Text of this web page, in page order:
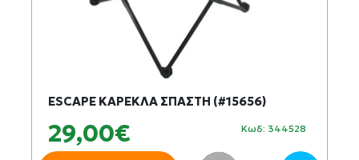
ESCAPE ΚΑΡΕΚΛΑ ΣΠΑΣΤΗ (#15656)
29,00€ Κωδ: 344528